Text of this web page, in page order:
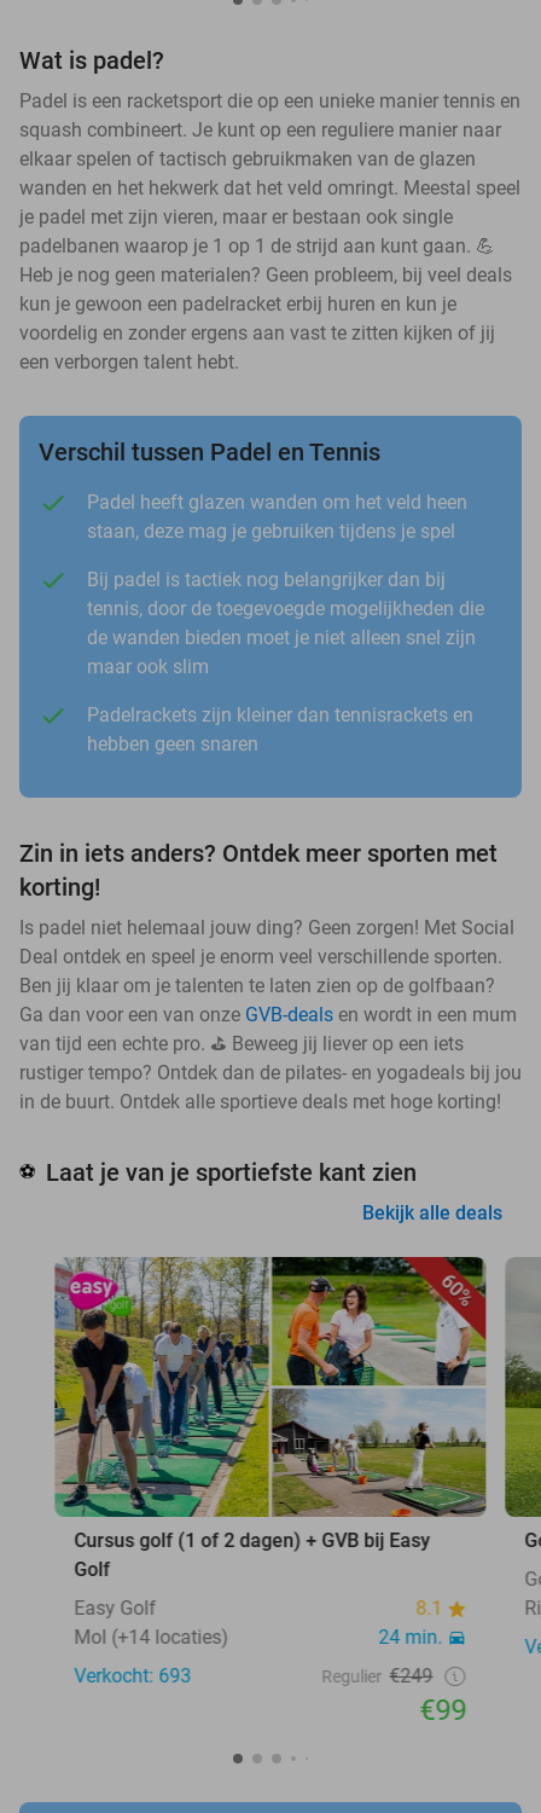
Wat is padel?
Padel is een racketsport die op een unieke manier tennis en
squash combineert. Je kunt op een reguliere manier naar
elkaar spelen of tactisch gebruikmaken van de glazen
wanden en het hekwerk dat het veld omringt. Meestal speel
je padel met zijn vieren, maar er bestaan ook single
padelbanen waarop je 1 op 1 de strijd aan kunt gaan. 💪
Heb je nog geen materialen? Geen probleem, bij veel deals
kun je gewoon een padelracket erbij huren en kun je
voordelig en zonder ergens aan vast te zitten kijken of jij
een verborgen talent hebt.
Verschil tussen Padel en Tennis
Padel heeft glazen wanden om het veld heen
staan, deze mag je gebruiken tijdens je spel
Bij padel is tactiek nog belangrijker dan bij
tennis, door de toegevoegde mogelijkheden die
de wanden bieden moet je niet alleen snel zijn
maar ook slim
Padelrackets zijn kleiner dan tennisrackets en
hebben geen snaren
Zin in iets anders? Ontdek meer sporten met
korting!
Is padel niet helemaal jouw ding? Geen zorgen! Met Social
Deal ontdek en speel je enorm veel verschillende sporten.
Ben jij klaar om je talenten te laten zien op de golfbaan?
Ga dan voor een van onze GVB-deals en wordt in een mum
van tijd een echte pro. ⛳ Beweeg jij liever op een iets
rustiger tempo? Ontdek dan de pilates- en yogadeals bij jou
in de buurt. Ontdek alle sportieve deals met hoge korting!
⚽ Laat je van je sportiefste kant zien
Bekijk alle deals
60%
Cursus golf (1 of 2 dagen) + GVB bij Easy
Golf
Easy Golf
8.1
Mol (+14 locaties)
24 min.
Verkocht: 693
Regulier €249
€99